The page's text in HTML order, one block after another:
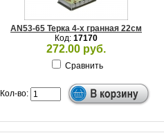
AN53-65 Терка 4-х гранная 22см
Код: 17170
272.00 руб.
Сравнить
Кол-во: